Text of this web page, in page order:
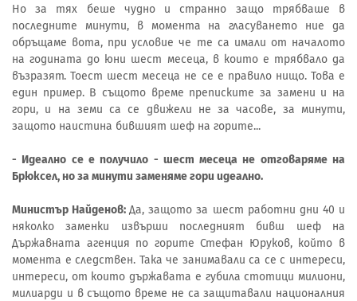
Но за тях беше чудно и странно защо трябваше в
последните минути, в момента на гласуването ние да
обръщаме вота, при условие че те са имали от началото
на годината до юни шест месеца, в които е трябвало да
възразят. Тоест шест месеца не се е правило нищо. Това е
един пример. В същото време преписките за замени и на
гори, и на земи са се движели не за часове, за минути,
защото наистина бившият шеф на горите...
- Идеално се е получило - шест месеца не отговаряме на
Брюксел, но за минути заменяме гори идеално.
Министър Найденов:Да, защото за шест работни дни 40 и
няколко заменки извърши последният бивш шеф на
Държавната агенция по горите Стефан Юруков, който в
момента е следствен. Така че занимавали са се с интереси,
интереси, от които държавата е губила стотици милиони,
милиарди и в същото време не са защитавали националния